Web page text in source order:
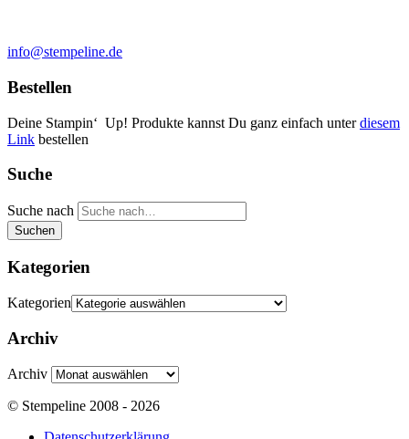
info@stempeline.de
Bestellen
Deine Stampin‘ Up! Produkte kannst Du ganz einfach unterdiesem
Link bestellen
Suche
Suche nach
Suchen
Kategorien
Kategorien
Archiv
Archiv
© Stempeline 2008 - 2026